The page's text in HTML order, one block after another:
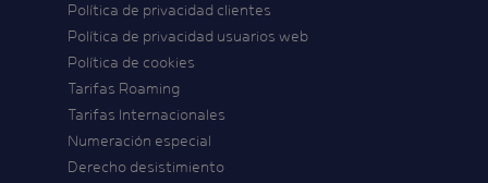
Política de privacidad clientes
Política de privacidad usuarios web
Política de cookies
Tarifas Roaming
Tarifas Internacionales
Numeración especial
Derecho desistimiento